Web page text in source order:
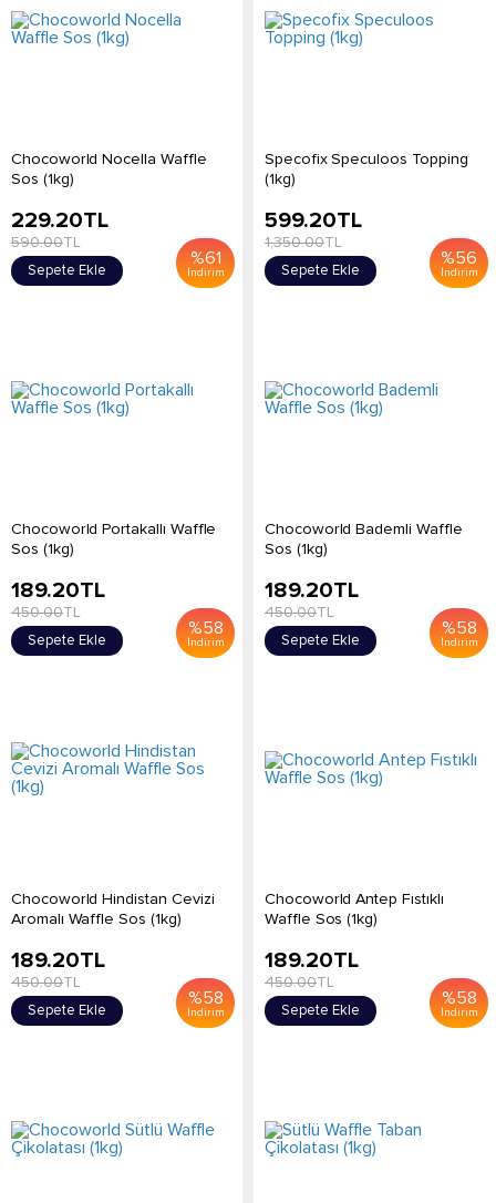
Chocoworld Nocella Waffle
Sos (1kg)
%61
İndirim
229.20TL
590.00TL
Sepete Ekle
Specofix Speculoos Topping
(1kg)
%56
İndirim
599.20TL
1,350.00TL
Sepete Ekle
Chocoworld Portakallı Waffle
Sos (1kg)
%58
İndirim
189.20TL
450.00TL
Sepete Ekle
Chocoworld Bademli Waffle
Sos (1kg)
%58
İndirim
189.20TL
450.00TL
Sepete Ekle
Chocoworld Hindistan Cevizi
Aromalı Waffle Sos (1kg)
%58
İndirim
189.20TL
450.00TL
Sepete Ekle
Chocoworld Antep Fıstıklı
Waffle Sos (1kg)
%58
İndirim
189.20TL
450.00TL
Sepete Ekle